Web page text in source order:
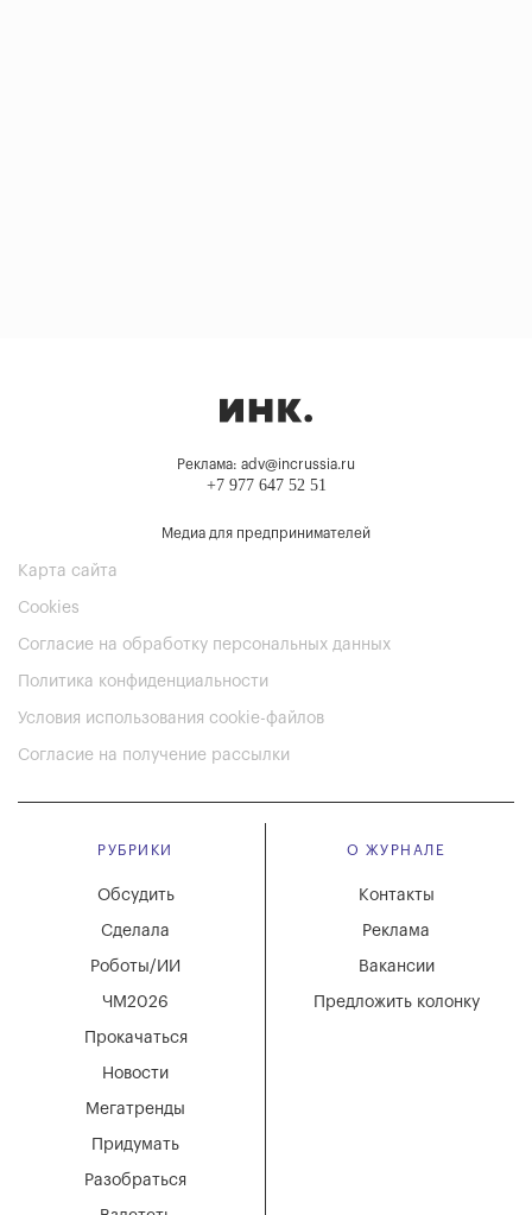
Реклама: adv@incrussia.ru
+7 977 647 52 51
Медиа для предпринимателей
Карта сайта
Cookies
Согласие на обработку персональных данных
Политика конфиденциальности
Условия использования cookie-файлов
Согласие на получение рассылки
РУБРИКИ
Мегатренды
Придумать
Разобраться
Новости
Обсудить
Сделала
Роботы/ИИ
ЧМ2026
Прокачаться
О ЖУРНАЛЕ
Вакансии
Реклама
Контакты
Предложить колонку